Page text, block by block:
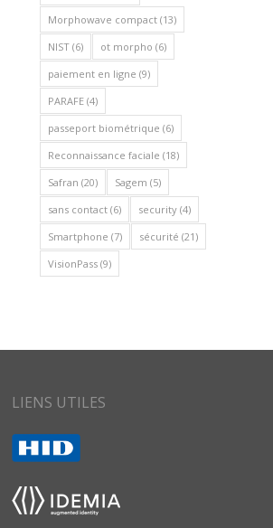
Morphowave compact (13)
NIST (6) ot morpho (6)
paiement en ligne (9)
PARAFE (4)
passeport biométrique (6)
Reconnaissance faciale (18)
Safran (20) Sagem (5)
sans contact (6) security (4)
Smartphone (7) sécurité (21)
VisionPass (9)
LIENS UTILES